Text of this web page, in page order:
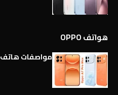
هواتف OPPO
مواصفات هاتف Oppo A7 Pro Max كاملة